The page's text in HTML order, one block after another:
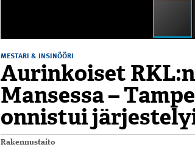
MESTARI & INSINÖÖRI
Aurinkoiset
Mansessa –
onnistui
Rakennustaito